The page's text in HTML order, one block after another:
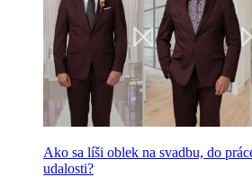
Ako sa líši oblek na svadbu, do
udalosti?